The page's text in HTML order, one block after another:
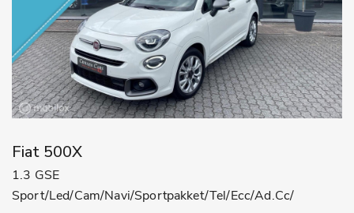
Fiat 500X
1.3 GSE
Sport/Led/Cam/Navi/Sportpakket/Tel/Ecc/Ad.Cc/